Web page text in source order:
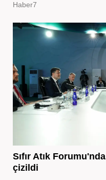
Haber7
Sıfır Atık
çizildi